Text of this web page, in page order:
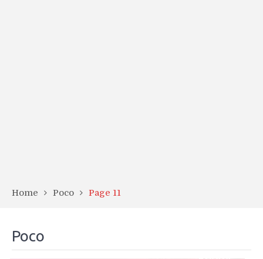
Home Poco Page 11
Poco